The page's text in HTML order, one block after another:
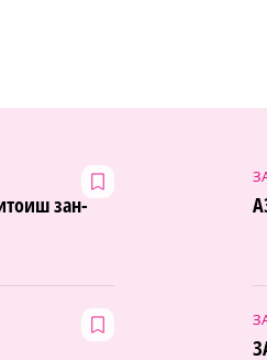
зан-